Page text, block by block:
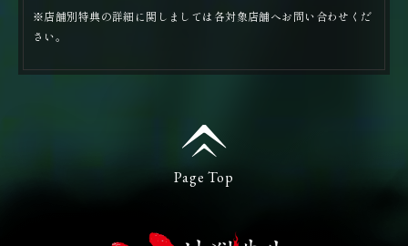
※店舗別特典の詳細に関しましては各対象店舗へお問い合わせくだ
さい。
Page Top